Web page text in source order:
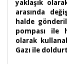
yaklaşık
arasında
halde
pompası ile
olarak
Gazı ile